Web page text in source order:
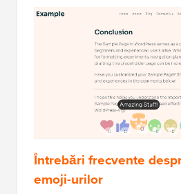
Întrebări frecvente
emoji-urilor